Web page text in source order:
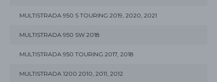
MULTISTRADA 950 S TOURING 2019, 2020, 2021
MULTISTRADA 950 SW 2018
MULTISTRADA 950 TOURING 2017, 2018
MULTISTRADA 1200 2010, 2011, 2012